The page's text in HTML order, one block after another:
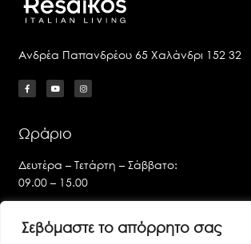
Σεβόμαστε το απόρρητο σας
Ανδρέα Παπανδρέου 65 Χαλάνδρι 152 32
Ωράριο
Δευτέρα – Τετάρτη – Σάββατο:
09.00 – 15.00
09.00 – 14.00 & 17.00 – 21.00